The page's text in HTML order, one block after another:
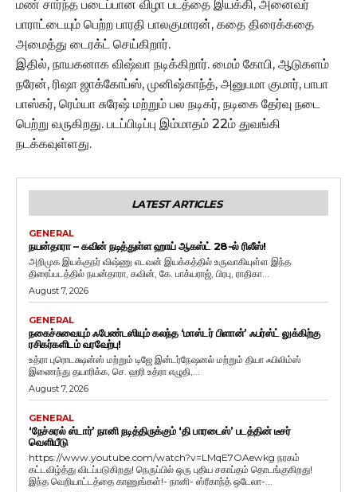
மண் சார்ந்த படைப்பான விழா படத்தை இயக்கி, அனைவர்
பாராட்டையும் பெற்ற பாரதி பாலகுமாரன், கதை திரைக்கதை
அமைத்து டைரக்ட் செய்கிறார்.
இதில், நாயகனாக விஷ்வா நடிக்கிறார். மைம் கோபி, ஆடுகளம்
நரேன், ரிஷா ஜாக்கோப்ஸ், முனிஷ்காந்த், அனுபமா குமார், பாபா
பாஸ்கர், ரெம்யா சுரேஷ் மற்றும் பல நடிகர், நடிகை தேர்வு நடை
பெற்று வருகிறது. படப்பிடிப்பு இம்மாதம் 22ம் துவங்கி
நடக்கவுள்ளது.
LATEST ARTICLES
GENERAL
நயன்தாரா – கவின் நடித்துள்ள ஹாய் ஆகஸ்ட் 28-ல் ரிலீஸ்!
அறிமுக இயக்குநர் விஷ்ணு எடவன் இயக்கத்தில் உருவாகியுள்ள இந்த
திரைப்படத்தில் நயன்தாரா, கவின், கே. பாக்யராஜ், பிரபு, ராதிகா...
August 7, 2026
GENERAL
நகைச்சுவையும் ஃபேண்டஸியும் கலந்த ‘மாஸ்டர் பிளான்’ ஃபர்ஸ்ட் லுக்கிற்கு
ரசிகர்களிடம் வரவேற்பு!
உத்ரா புரொடக்ஷன்ஸ் மற்றும் டிஜே இன்டர்நேஷனல் மற்றும் தியா ஃபிலிம்ஸ்
இணைந்து தயாரிக்க, செ. ஹரி உத்ரா எழுதி,...
August 7, 2026
GENERAL
‘நேச்சுரல் ஸ்டார்’ நானி நடித்திருக்கும் ‘தி பாரடைஸ்’ படத்தின் டீசர்
வெளியீடு
https://www.youtube.com/watch?v=LMqE7OAewkg நரகம்
கட்டவிழ்த்து விடப்படுகிறது! நெருப்பில் ஒரு புதிய சகாப்தம் தொடங்குகிறது!
இந்த வெறியாட்டத்தை காணுங்கள்!- நானி- ஸ்ரீகாந்த் ஒடேலா-...